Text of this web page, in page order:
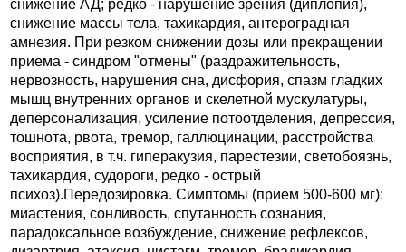
снижение АД; редко - нарушение зрения (диплопия),
снижение массы тела, тахикардия, антероградная
амнезия. При резком снижении дозы или прекращении
приема - синдром "отмены" (раздражительность,
нервозность, нарушения сна, дисфория, спазм гладких
мышц внутренних органов и скелетной мускулатуры,
деперсонализация, усиление потоотделения, депрессия,
тошнота, рвота, тремор, галлюцинации, расстройства
восприятия, в т.ч. гиперакузия, парестезии, светобоязнь,
тахикардия, судороги, редко - острый
психоз).Передозировка. Симптомы (прием 500-600 мг):
миастения, сонливость, спутанность сознания,
парадоксальное возбуждение, снижение рефлексов,